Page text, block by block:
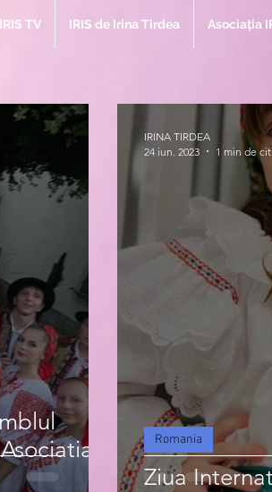
IRIS TV IRIS de Irina Tirdea Asociația
Ziua
Romania
IRINA TIRDEA
24 iun. 2023
1 min de